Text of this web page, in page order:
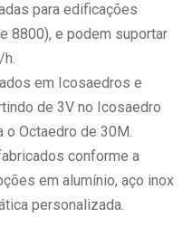
para edificações
8800), e podem suportar
em Icosaedros e
de 3V no Icosaedro
o Octaedro de 30M.
conforme a
em alumínio, aço inox
personalizada.